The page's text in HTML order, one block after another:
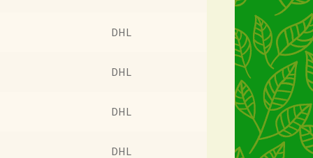
DHL
DHL
DHL
DHL